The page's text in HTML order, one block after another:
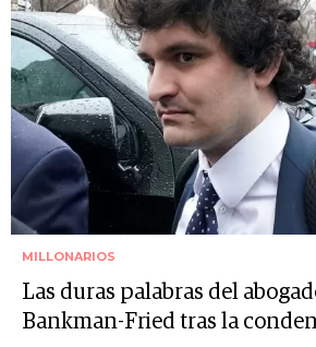
MILLONARIOS
Las duras palabras del
Bankman-Fried tras la